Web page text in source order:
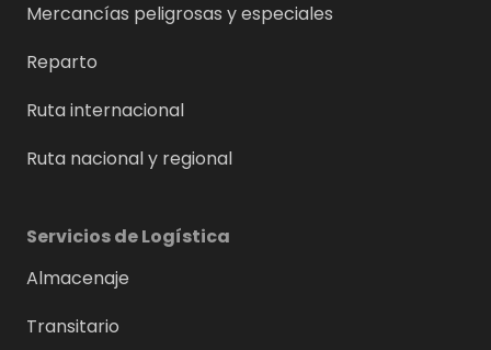
Mercancías peligrosas y especiales
Reparto
Ruta internacional
Ruta nacional y regional
Servicios de Logística
Almacenaje
Transitario